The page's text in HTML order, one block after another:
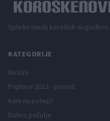
Spletni medij koroških dogodkov.
KATEGORIJE
DeSUS
Poplave 2023 - pomoč
Kam na potep?
Dobro počutje